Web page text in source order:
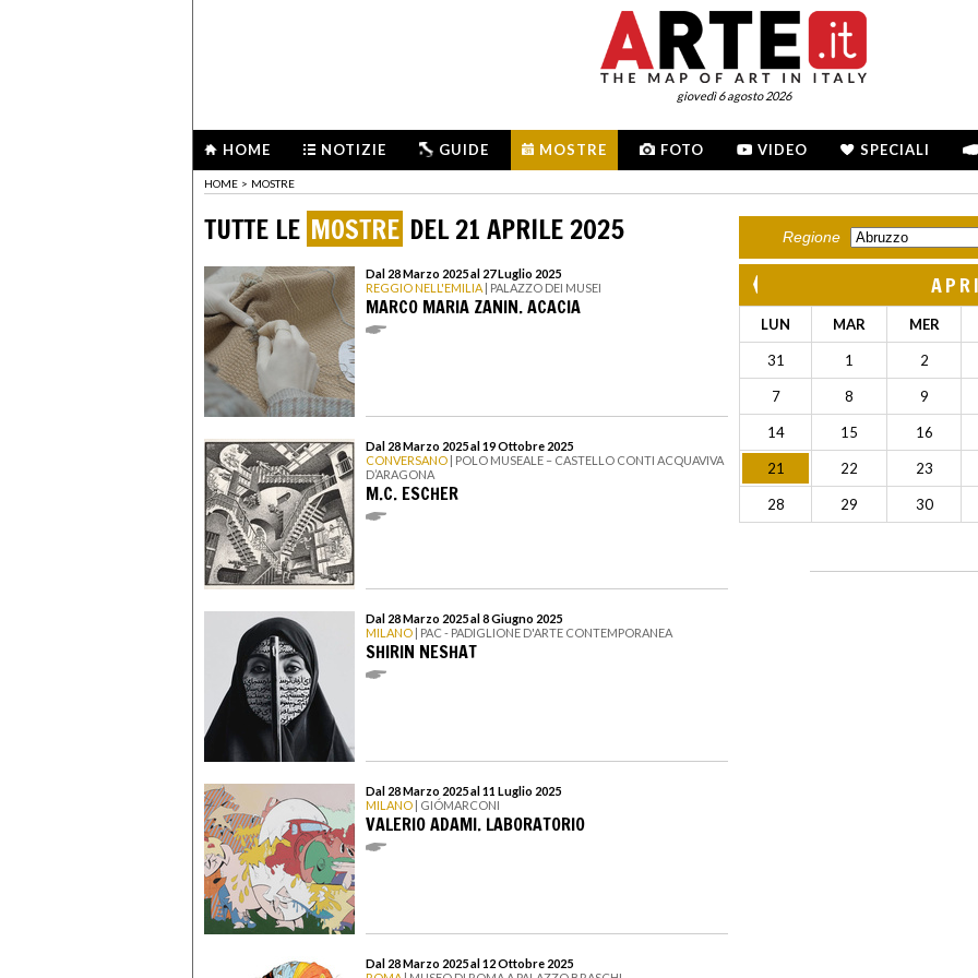
giovedì 6 agosto 2026
HOME NOTIZIE GUIDE MOSTRE FOTO VIDEO SPECIALI
HOME > MOSTRE
TUTTE LE MOSTRE DEL 21 APRILE 2025
Dal 28 Marzo 2025 al 27 Luglio 2025
REGGIO NELL'EMILIA | PALAZZO DEI MUSEI
MARCO MARIA ZANIN. ACACIA
Dal 28 Marzo 2025 al 19 Ottobre 2025
CONVERSANO | POLO MUSEALE – CASTELLO CONTI ACQUAVIVA
D’ARAGONA
M.C. ESCHER
Dal 28 Marzo 2025 al 8 Giugno 2025
MILANO | PAC - PADIGLIONE D'ARTE CONTEMPORANEA
SHIRIN NESHAT
Dal 28 Marzo 2025 al 11 Luglio 2025
MILANO | GIÓMARCONI
VALERIO ADAMI. LABORATORIO
Dal 28 Marzo 2025 al 12 Ottobre 2025
Regione
LUN MAR MER
31 1 2
7 8 9
14 15 16
21 22 23
28 29 30